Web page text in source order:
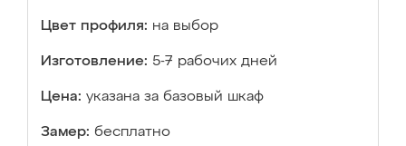
Цвет профиля: на выбор
Изготовление: 5-7 рабочих дней
Цена: указана за базовый шкаф
Замер: бесплатно